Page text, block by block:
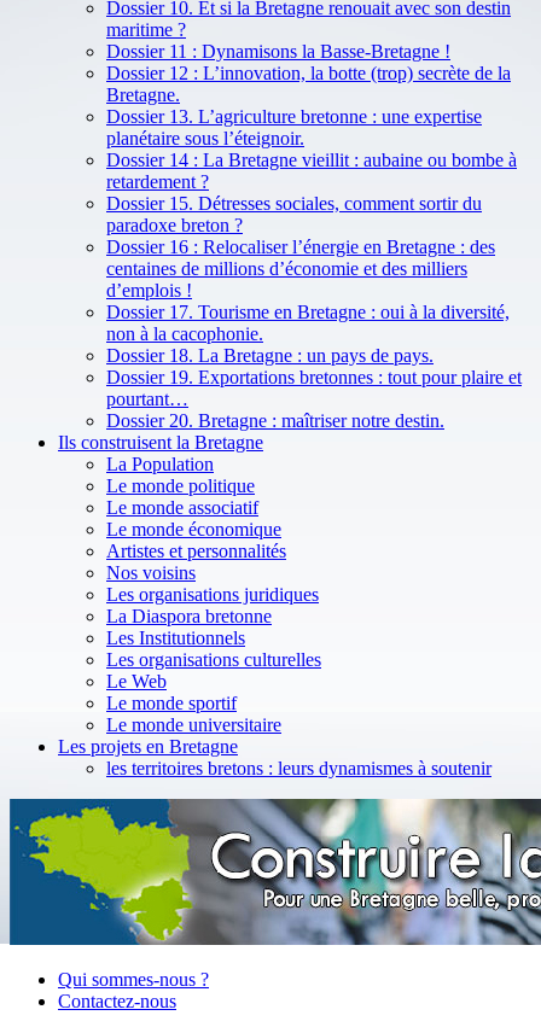
Dossier 10. Et si la Bretagne renouait avec son destin
maritime ?
Dossier 11 : Dynamisons la Basse-Bretagne !
Dossier 12 : L’innovation, la botte (trop) secrète de la
Bretagne.
Dossier 13. L’agriculture bretonne : une expertise
planétaire sous l’éteignoir.
Dossier 14 : La Bretagne vieillit : aubaine ou bombe à
retardement ?
Dossier 15. Détresses sociales, comment sortir du
paradoxe breton ?
Dossier 16 : Relocaliser l’énergie en Bretagne : des
centaines de millions d’économie et des milliers
d’emplois !
Dossier 17. Tourisme en Bretagne : oui à la diversité,
non à la cacophonie.
Dossier 18. La Bretagne : un pays de pays.
Dossier 19. Exportations bretonnes : tout pour plaire et
pourtant…
Dossier 20. Bretagne : maîtriser notre destin.
Ils construisent la Bretagne
La Population
Le monde politique
Le monde associatif
Le monde économique
Artistes et personnalités
Nos voisins
Les organisations juridiques
La Diaspora bretonne
Les Institutionnels
Les organisations culturelles
Le Web
Le monde sportif
Le monde universitaire
Les projets en Bretagne
les territoires bretons : leurs dynamismes à soutenir
Qui sommes-nous ?
Contactez-nous